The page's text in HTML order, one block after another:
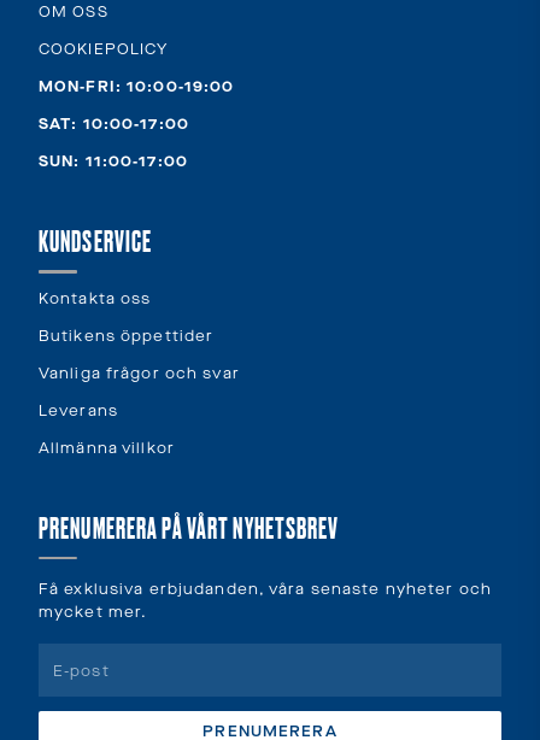
OM OSS
COOKIEPOLICY
MON-FRI: 10:00-19:00
SAT: 10:00-17:00
SUN: 11:00-17:00
KUNDSERVICE
Kontakta oss
Butikens öppettider
Vanliga frågor och svar
Leverans
Allmänna villkor
PRENUMERERA PÅ VÅRT NYHETSBREV
Få exklusiva erbjudanden, våra senaste nyheter och
mycket mer.
PRENUMERERA